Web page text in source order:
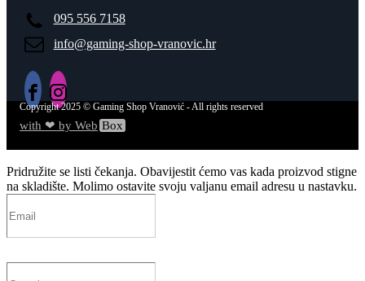
095 556 7158
info@gaming-shop-vranovic.hr
Copyright2025 © Gaming Shop Vranović - All rights reserved
with ❤ by Web Box
Pridružite se listi čekanja. Obavijestit ćemo vas kada proizvod stigne
na skladište. Molimo ostavite svoju valjanu email adresu u nastavku.